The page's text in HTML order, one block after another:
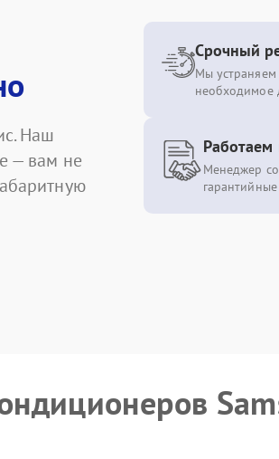
Наш
— вам не
Срочный
Мы устраняем
необходимое
Работаем
Менеджер